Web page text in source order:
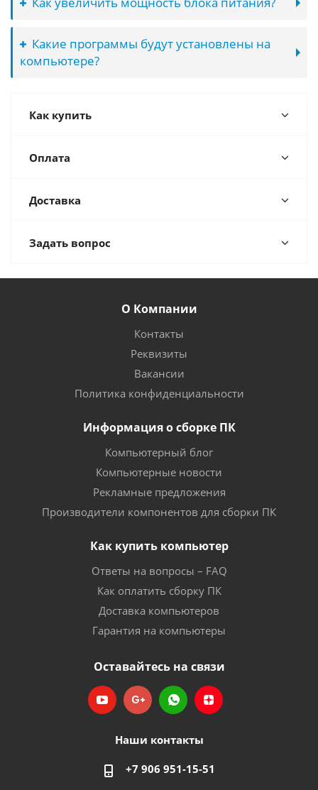
Какие программы будут установлены на
компьютере?
Как купить
Оплата
Доставка
Задать вопрос
О Компании
Контакты
Реквизиты
Вакансии
Политика конфиденциальности
Информация о сборке ПК
Компьютерный блог
Компьютерные новости
Рекламные предложения
Производители компонентов для сборки ПК
Как купить компьютер
Ответы на вопросы – FAQ
Как оплатить сборку ПК
Доставка компьютеров
Гарантия на компьютеры
Оставайтесь на связи
Наши контакты
+7 906 951-15-51